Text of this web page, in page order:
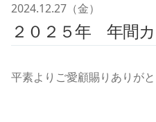
2024.12.27（金）
２０２５年 年間
平素よりご愛顧賜りありがと